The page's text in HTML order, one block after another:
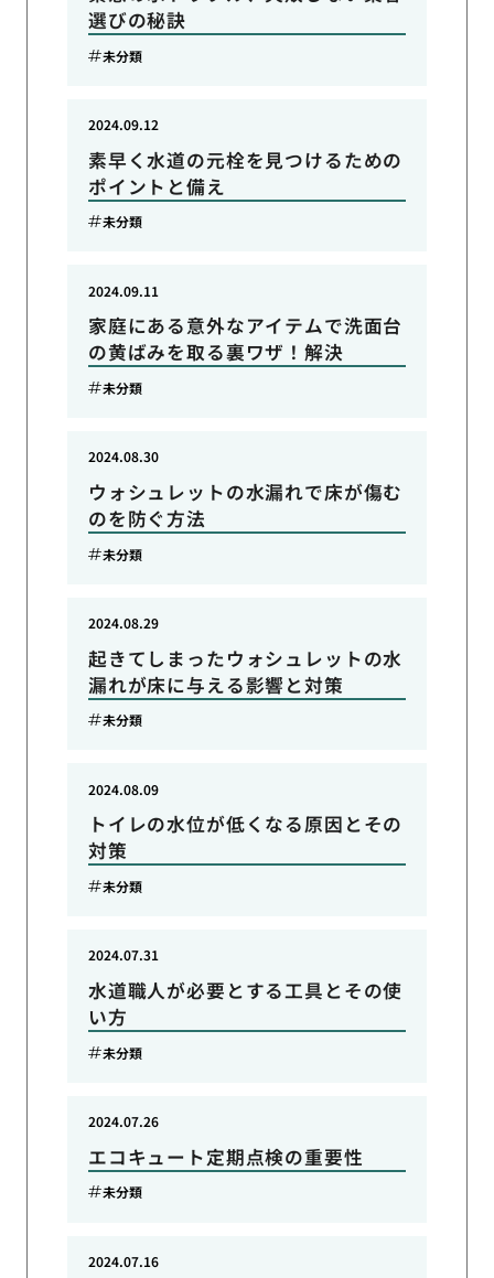
選びの秘訣
未分類
素早く水道の元栓を見つけるための
ポイントと備え
2024.09.12
未分類
家庭にある意外なアイテムで洗面台
の黄ばみを取る裏ワザ！解決
2024.09.11
未分類
ウォシュレットの水漏れで床が傷む
のを防ぐ方法
2024.08.30
未分類
起きてしまったウォシュレットの水
漏れが床に与える影響と対策
2024.08.29
未分類
トイレの水位が低くなる原因とその
対策
2024.08.09
未分類
水道職人が必要とする工具とその使
い方
2024.07.31
未分類
エコキュート定期点検の重要性
2024.07.26
未分類
2024.07.16